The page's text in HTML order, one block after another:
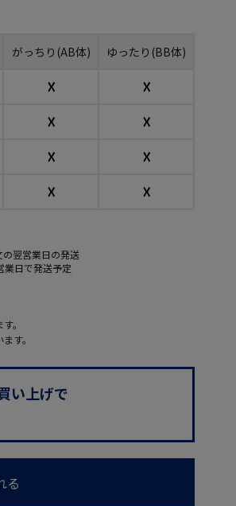
がっちり(AB体) ゆったり(BB体)
☓ ☓
☓ ☓
☓ ☓
☓ ☓
の翌営業日の発送
業日で発送予定
。
す。
い上げで
る